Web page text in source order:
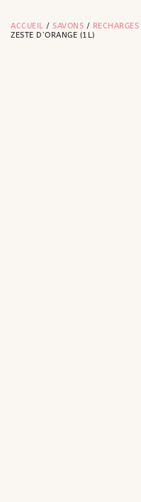
ACCUEIL / SAVONS / RECHARGES
ZESTE D’ORANGE (1L)